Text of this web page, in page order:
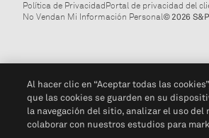
Política de PrivacidadPortal de privacidad del
No Vendan Mi Información Personal© 2026
Al hacer clic en “Aceptar todas las
que las cookies se guarden en su
la navegación del sitio, analizar el uso del
colaborar con nuestros estudios para